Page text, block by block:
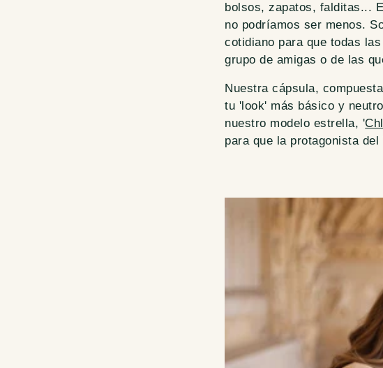
bolsos, zapatos, falditas...
no podríamos ser menos.
cotidiano para que todas
grupo de amigas o de las
Nuestra cápsula,
tu 'look' más básico y
nuestro modelo estrella, '
para que la protagonista